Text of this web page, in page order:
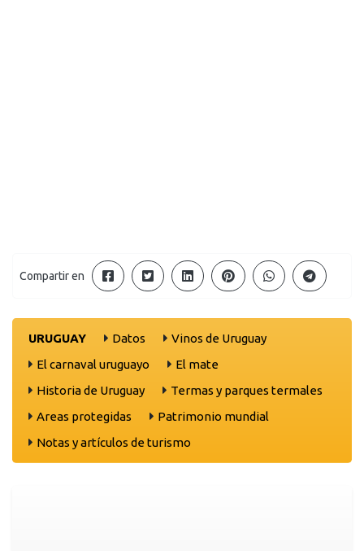
Compartir en
URUGUAY Datos
Vinos de Uruguay
El carnaval uruguayo
El mate
Historia de Uruguay
Termas y parques termales
Areas protegidas
Patrimonio mundial
Notas y artículos de turismo